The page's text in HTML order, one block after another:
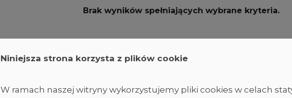
Brak wyników spełniających wybrane kryteria.
Niniejsza strona korzysta z plików cookie
W ramach naszej witryny wykorzystujemy pliki cookies w celach